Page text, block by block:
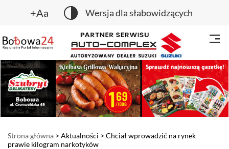
+Aa Wersja dla słabowidzących
Strona główna > Aktualności > Chciał wprowadzić na rynek
prawie kilogram narkotyków